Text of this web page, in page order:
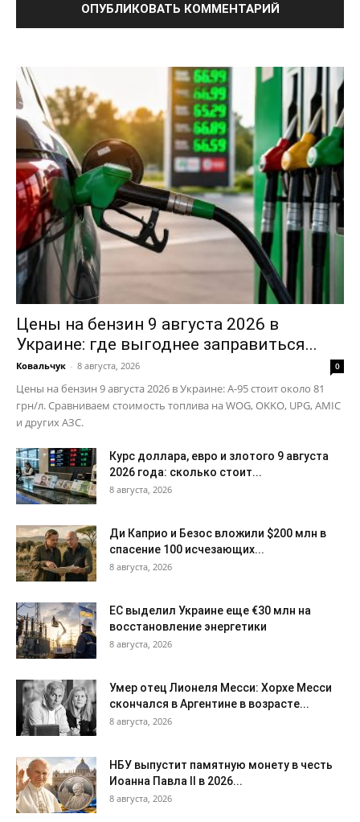
О нас
Связаться с нами
Политика конфиденциальности
Отказ от ответственности
Подписка
Мой аккаунт
Контакты
Цены на бензин 9 августа 2026 в
Украине: где выгоднее заправиться...
Ковальчук - 8 августа, 2026 0
Цены на бензин 9 августа 2026 в Украине: А-95 стоит около 81
грн/л. Сравниваем стоимость топлива на WOG, OKKO, UPG, AMIC
и других АЗС.
Курс доллара, евро и злотого 9 августа
2026 года: сколько стоит...
8 августа, 2026
Ди Каприо и Безос вложили $200 млн в
спасение 100 исчезающих...
8 августа, 2026
ЕС выделил Украине еще €30 млн на
восстановление энергетики
8 августа, 2026
Умер отец Лионеля Месси: Хорхе Месси
скончался в Аргентине в возрасте...
8 августа, 2026
НБУ выпустит памятную монету в честь
Иоанна Павла II в 2026...
8 августа, 2026